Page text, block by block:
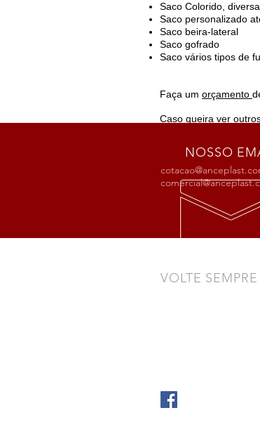
Saco Colorido,
Saco personalizado
Saco beira-lateral
Saco gofrado
Saco vários tipos de
Faça um orçamento
Caso queira ver
NOSSO
VOLTE SEMPRE